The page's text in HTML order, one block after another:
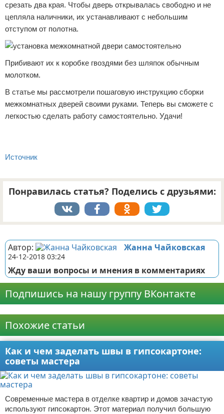
срезать два края. Чтобы дверь открывалась свободно и не
цепляла наличники, их устанавливают с небольшим
отступом от полотна.
Прибивают их к коробке гвоздями без шляпок обычным
молотком.
В статье мы рассмотрели пошаговую инструкцию сборки
межкомнатных дверей своими руками. Теперь вы сможете с
легкостью сделать работу самостоятельно. Удачи!
Источник
Понравилась статья? Поделись с друзьями:
Автор: Жанна Чайковская
24-12-2018 03:24
Жду ваши вопросы и мнения в комментариях
Подпишись на нашу группу ВКонтакте
Похожие статьи
Как и чем заделать швы в гипсокартоне:
советы мастера
Современные мастера в отделке квартир и домов зачастую
используют гипсокартон. Этот материал получил большую